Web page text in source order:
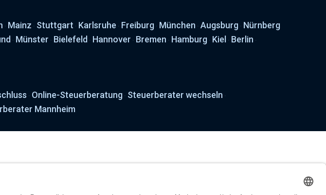
· Mainz · Stuttgart · Karlsruhe · Freiburg · München · Augsburg · Nürnberg
· Münster · Bielefeld · Hannover · Bremen · Hamburg · Kiel · Berlin ·
· Online-Steuerberatung · Steuerberater wechseln ·
Mannheim